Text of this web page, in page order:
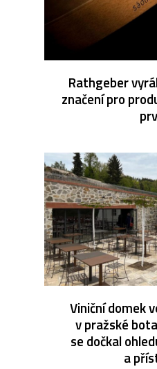
Rathgeber
značení pro
Viniční domek
v pražské
se dočkal
a